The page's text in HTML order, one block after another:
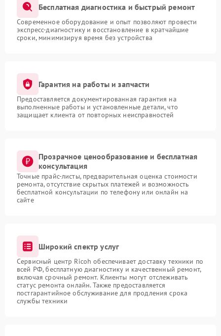
Бесплатная диагностика и быстрый ремонт
Современное оборудование и опыт позволяют провести
экспресс-диагностику и восстановление в кратчайшие
сроки, минимизируя время без устройства
Гарантия на работы и запчасти
Предоставляется документированная гарантия на
выполненные работы и установленные детали, что
защищает клиента от повторных неисправностей
Прозрачное ценообразование и бесплатная
консультация
Точные прайс-листы, предварительная оценка стоимости
ремонта, отсутствие скрытых платежей и возможность
бесплатной консультации по телефону или онлайн на
сайте
Широкий спектр услуг
Сервисный центр Ricoh обеспечивает доставку техники по
всей РФ, бесплатную диагностику и качественный ремонт,
включая срочный ремонт. Клиенты могут отслеживать
статус ремонта онлайн. Также предоставляется
постгарантийное обслуживание для продления срока
службы техники